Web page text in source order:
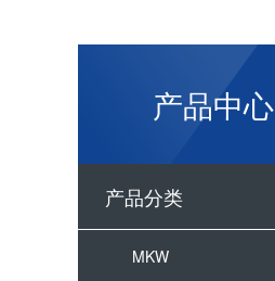
产品中心
产品分类
MKW